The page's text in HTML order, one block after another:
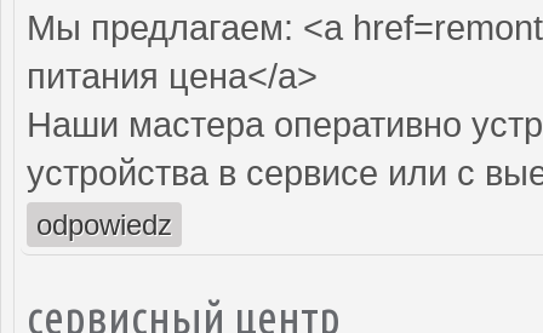
Мы предлагаем: <a
питания цена</a>
Наши мастера оперативно
устройства в сервисе или с
odpowiedz
сервисный центр